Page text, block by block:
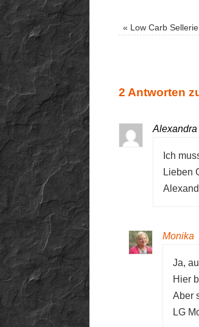
« Low Carb Sellerie
2 Antworten
Ich
Lieben
Monika
Ja,
Hier
Aber
LG